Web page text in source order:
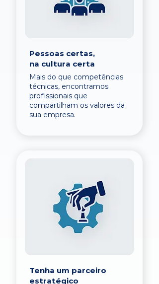
Pessoas certas,
na cultura certa
Mais do que competências
técnicas, encontramos
profissionais que
compartilham os valores da
sua empresa.
Tenha um parceiro
estratégico